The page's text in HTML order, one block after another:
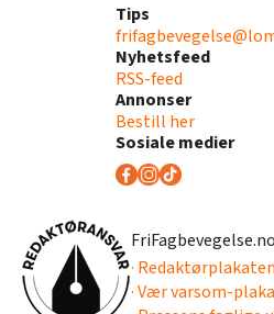
Tips
Nyhetsfeed
RSS-feed
Annonser
Bestill her
Sosiale medier
· Redaktørplakaten
· Vær varsom-